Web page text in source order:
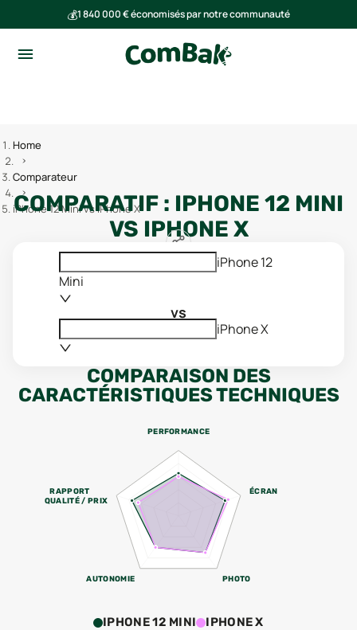
💰1 840 000 € économisés par notre communauté
Home
Comparateur
iPhone 12 Mini vs iPhone X
COMPARATIF : IPHONE 12 MINI
VS IPHONE X
iPhone 12
Mini
vs
iPhone X
COMPARAISON DES
CARACTÉRISTIQUES TECHNIQUES
PERFORMANCE
ÉCRAN
PHOTO
AUTONOMIE
RAPPORT
QUALITÉ / PRIX
IPHONE 12 MINI IPHONE X